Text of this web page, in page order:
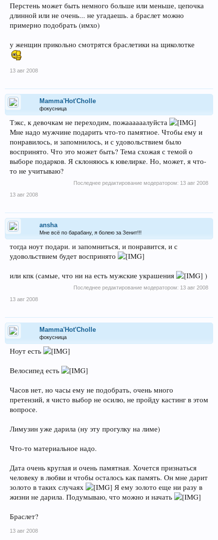
Перстень может быть немного больше или меньше, цепочка
длинной или не очень... не угадаешь. а браслет можно
примерно подобрать (имхо)
у женщин прикольно смотрятся браслетики на щиколотке
13 авг 2008
Mamma'Hot'Cholle
фокусница
Тэкс, к девочкам не переходим, пожаааааалуйста
Мне надо мужчине подарить что-то памятное. Чтобы ему и
понравилось, и запомнилось, и с удовольствием было
воспринято. Что это может быть? Тема схожая с темой о
выборе подарков. Я склоняюсь к ювелирке. Но, может, я что-
то не учитываю?
Последнее редактирование модератором: 13 авг 2008
13 авг 2008
ansha
Мне всё по барабану, я болею за Зенит!!!
тогда ноут подари. и запомниться, и понравится, и с
удовольствием будет воспринято
или кпк (самые, что ни на есть мужские украшения )
Последнее редактирование модератором: 13 авг 2008
13 авг 2008
Mamma'Hot'Cholle
фокусница
Ноут есть
Велосипед есть
Часов нет, но часы ему не подобрать, очень много
претензий, я чисто выбор не осилю, не пройду кастинг в этом
вопросе.
Лимузин уже дарила (ну эту прогулку на лиме)
Что-то материальное надо.
Дата очень круглая и очень памятная. Хочется признаться
человеку в любви и чтобы осталось как память. Он мне дарит
золото в таких случаях
Я ему золото еще ни разу в
жизни не дарила. Подумываю, что можно и начать
Браслет?
13 авг 2008